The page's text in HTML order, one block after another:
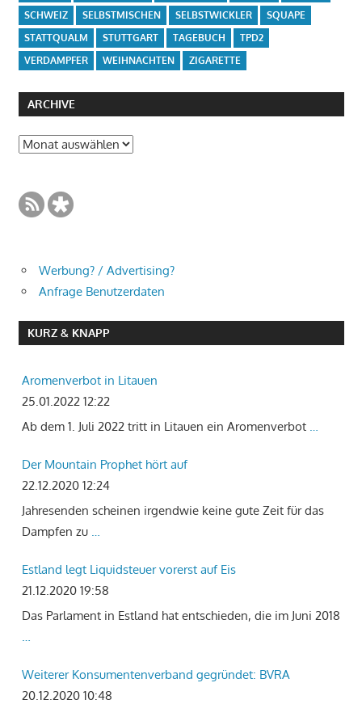
SCHWEIZ
SELBSTMISCHEN SELBSTWICKLER
SQUAPE
STATTQUALM
STUTTGART TAGEBUCH
TPD2
VERDAMPFER
WEIHNACHTEN ZIGARETTE
ARCHIVE
Archive
Werbung? / Advertising?
Anfrage Benutzerdaten
KURZ & KNAPP
Aromenverbot in Litauen
25.01.2022 12:22
Ab dem 1. Juli 2022 tritt in Litauen ein Aromenverbot
Der Mountain Prophet hört auf
22.12.2020 12:24
Jahresenden scheinen irgendwie keine gute Zeit für das
Dampfen zu
Estland legt Liquidsteuer vorerst auf Eis
21.12.2020 19:58
Das Parlament in Estland hat entschieden, die im Juni 2018
Weiterer Konsumentenverband gegründet: BVRA
20.12.2020 10:48